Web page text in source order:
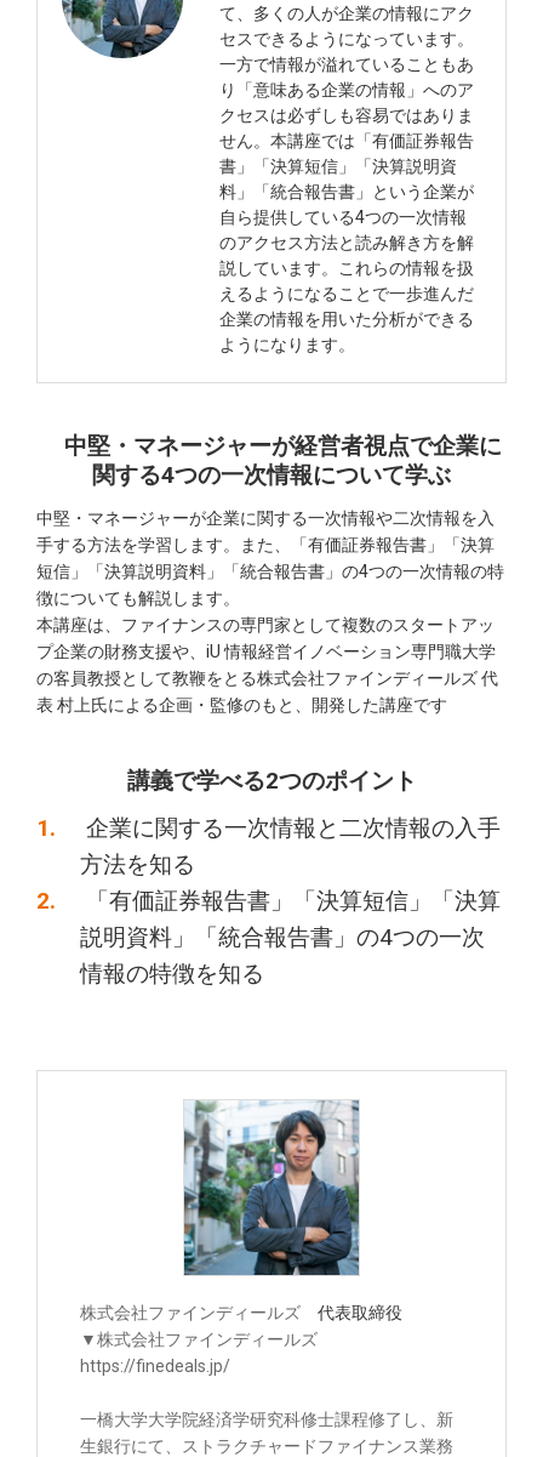
て、多くの人が企業の情報にアク
セスできるようになっています。
一方で情報が溢れていることもあ
り「意味ある企業の情報」へのア
クセスは必ずしも容易ではありま
せん。本講座では「有価証券報告
書」「決算短信」「決算説明資
料」「統合報告書」という企業が
自ら提供している4つの一次情報
のアクセス方法と読み解き方を解
説しています。これらの情報を扱
えるようになることで一歩進んだ
企業の情報を用いた分析ができる
ようになります。
中堅・マネージャーが経営者視点で企業に
関する4つの一次情報について学ぶ
中堅・マネージャーが企業に関する一次情報や二次情報を入
手する方法を学習します。また、「有価証券報告書」「決算
短信」「決算説明資料」「統合報告書」の4つの一次情報の特
徴についても解説します。
本講座は、ファイナンスの専門家として複数のスタートアッ
プ企業の財務支援や、iU 情報経営イノベーション専門職大学
の客員教授として教鞭をとる株式会社ファインディールズ 代
表 村上氏による企画・監修のもと、開発した講座です
講義で学べる2つのポイント
企業に関する一次情報と二次情報の入手
方法を知る
「有価証券報告書」「決算短信」「決算
説明資料」「統合報告書」の4つの一次
情報の特徴を知る
株式会社ファインディールズ 代表取締役
▼株式会社ファインディールズ
https://finedeals.jp/
一橋大学大学院経済学研究科修士課程修了し、新
生銀行にて、ストラクチャードファイナンス業務